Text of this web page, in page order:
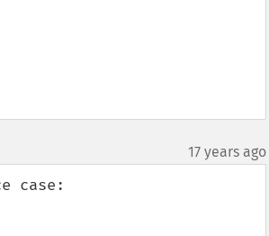
17 years ago
case: